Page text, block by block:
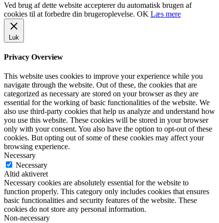
Ved brug af dette website accepterer du automatisk brugen af
cookies til at forbedre din brugeroplevelse. OK Læs mere
Luk
Privacy Overview
This website uses cookies to improve your experience while you
navigate through the website. Out of these, the cookies that are
categorized as necessary are stored on your browser as they are
essential for the working of basic functionalities of the website. We
also use third-party cookies that help us analyze and understand how
you use this website. These cookies will be stored in your browser
only with your consent. You also have the option to opt-out of these
cookies. But opting out of some of these cookies may affect your
browsing experience.
Necessary
Necessary
Altid aktiveret
Necessary cookies are absolutely essential for the website to
function properly. This category only includes cookies that ensures
basic functionalities and security features of the website. These
cookies do not store any personal information.
Non-necessary